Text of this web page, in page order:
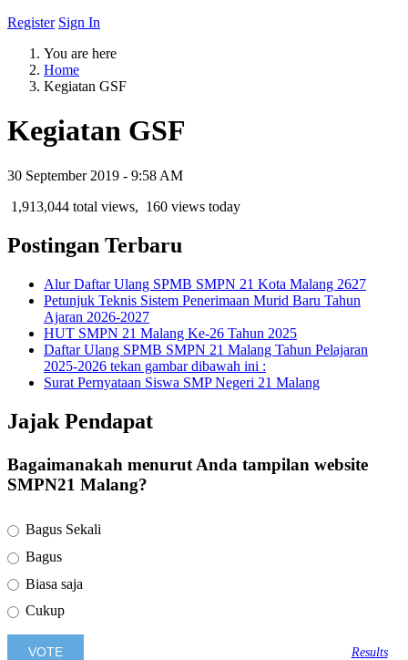
Register Sign In
You are here
Home
Kegiatan GSF
Kegiatan GSF
30 September 2019 - 9:58 AM
1,913,044 total views, 160 views today
Postingan Terbaru
Alur Daftar Ulang SPMB SMPN 21 Kota Malang 2627
Petunjuk Teknis Sistem Penerimaan Murid Baru Tahun
Ajaran 2026-2027
HUT SMPN 21 Malang Ke-26 Tahun 2025
Daftar Ulang SPMB SMPN 21 Malang Tahun Pelajaran
2025-2026 tekan gambar dibawah ini :
Surat Pernyataan Siswa SMP Negeri 21 Malang
Jajak Pendapat
Bagaimanakah menurut Anda tampilan website
SMPN21 Malang?
Bagus Sekali
Bagus
Biasa saja
Cukup
Results